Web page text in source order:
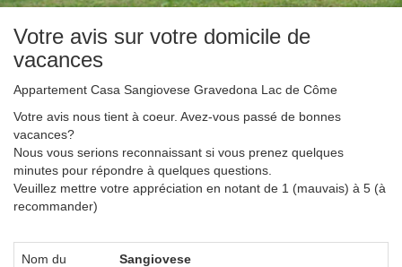
Votre avis sur votre domicile de
vacances
Appartement Casa Sangiovese Gravedona Lac de Côme
Votre avis nous tient à coeur. Avez-vous passé de bonnes
vacances?
Nous vous serions reconnaissant si vous prenez quelques
minutes pour répondre à quelques questions.
Veuillez mettre votre appréciation en notant de 1 (mauvais) à 5 (à
recommander)
Nom du
Sangiovese